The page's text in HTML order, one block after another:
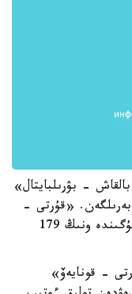
«بالقاش - بۋرىلبايتال»
بەرىلگەن. «قۇرتى -
بۋرىلبايتال» اۆتوجولى - 228 شاقىرىم. بۇگىندە ونىڭ 179
«قۇرتى - قونايەۆ»